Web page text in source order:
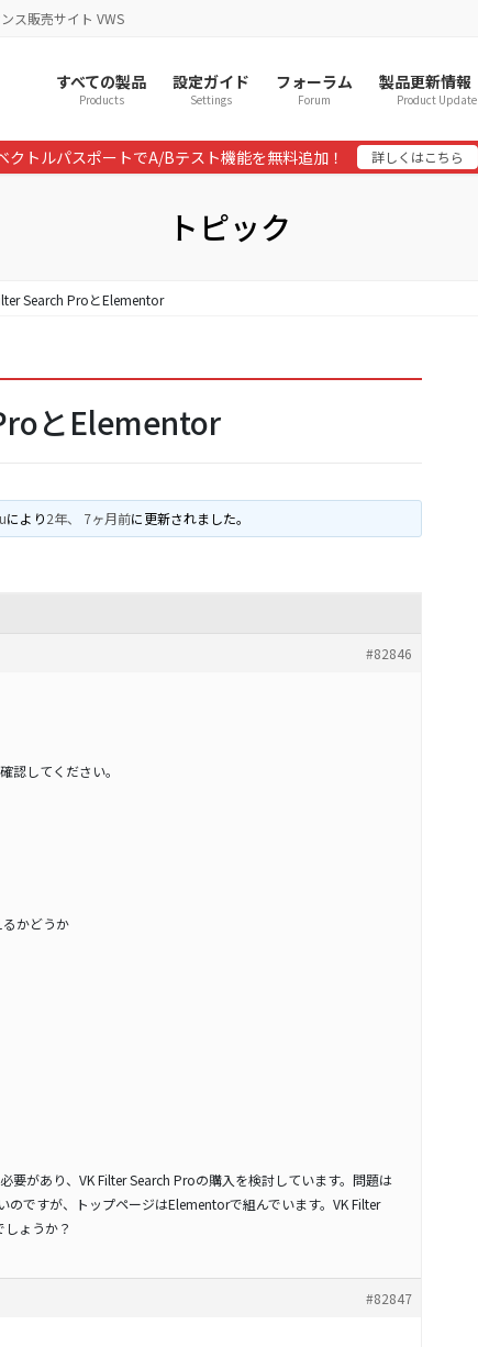
ス販売サイト VWS
すべての製品
Products
設定ガイド
Settings
フォーラム
Forum
製品更新情報
Product Update
クトルパスポートでA/Bテスト機能を無料追加！ 詳しくはこちら
トピック
Search ProとElementor
とElementor
により2年、 7ヶ月前に更新されました。
#82846
認してください。
かどうか
要があり、VK Filter Search Proの購入を検討しています。問題は
ですが、トップページはElementorで組んでいます。VK Filter
ょうか？
#82847